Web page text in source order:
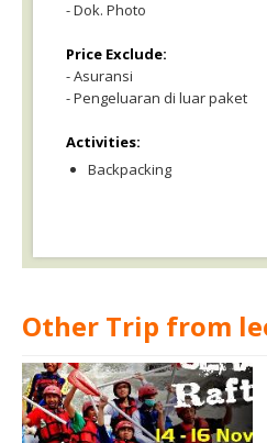
- Dok. Photo
Price Exclude:
- Asuransi
- Pengeluaran di luar paket
Activities:
Backpacking
Other Trip from